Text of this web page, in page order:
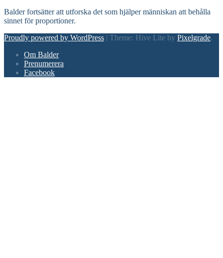
Balder fortsätter att utforska det som hjälper människan att behålla
sinnet för proportioner.
Proudly powered by WordPress | Theme: Hive Lite by Pixelgrade.
Footer
navigation
Om Balder
Prenumerera
Facebook